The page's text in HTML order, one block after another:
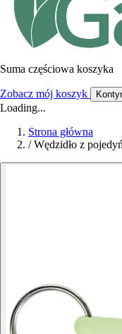
Suma częściowa koszyka
Zobacz mój koszyk
Loading...
Strona główna
/ Wędzidło z